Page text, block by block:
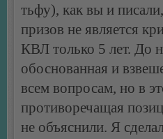
тьфу), как вы и
призов не является
КВЛ только 5 лет. До
обоснованная и
всем вопросам, но в
противоречащая
не объяснили. Я